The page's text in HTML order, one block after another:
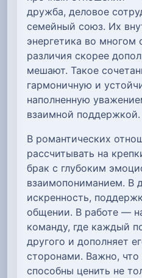
дружба, деловое
семейный союз. Их
энергетика во многом
различия скорее
мешают. Такое
гармоничную и
наполненную
взаимной поддержкой.
В романтических
рассчитывать на
брак с глубоким
взаимопониманием. В
искренность,
общении. В работе —
команду, где каждый
другого и дополняет
сторонами. Важно,
способны ценить не